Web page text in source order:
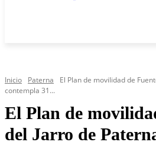
Inicio Paterna
El Plan de movilidad de
contempla 31...
El Plan de
del Jarro de